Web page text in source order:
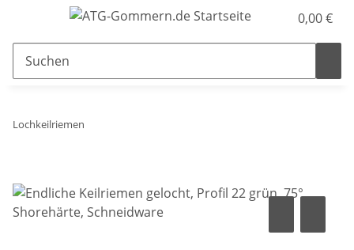
0,00 €
Lochkeilriemen